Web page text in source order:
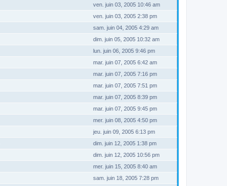
ven. juin 03, 2005 10:46 am
ven. juin 03, 2005 2:38 pm
sam. juin 04, 2005 4:29 am
dim. juin 05, 2005 10:32 am
lun. juin 06, 2005 9:46 pm
mar. juin 07, 2005 6:42 am
mar. juin 07, 2005 7:16 pm
mar. juin 07, 2005 7:51 pm
mar. juin 07, 2005 8:39 pm
mar. juin 07, 2005 9:45 pm
mer. juin 08, 2005 4:50 pm
jeu. juin 09, 2005 6:13 pm
dim. juin 12, 2005 1:38 pm
dim. juin 12, 2005 10:56 pm
mer. juin 15, 2005 8:40 am
sam. juin 18, 2005 7:28 pm